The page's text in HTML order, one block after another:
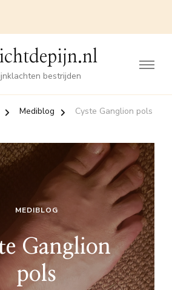
bestrijden
Mediblog Cyste Ganglion pols
MEDIBLOG
Ganglion
pols